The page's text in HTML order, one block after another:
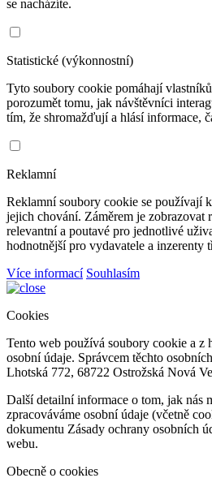
se nacházíte.
Statistické (výkonnostní)
Tyto soubory cookie pomáhají
porozumět tomu, jak návštěvníci
tím, že shromažďují a hlásí informace,
Reklamní
Reklamní soubory cookie se používají
jejich chování. Záměrem je zobrazovat
relevantní a poutavé pro jednotlivé
hodnotnější pro vydavatele a inzerenty
Více informací Souhlasím
Cookies
Tento web používá soubory cookie a z
osobní údaje. Správcem těchto
Lhotská 772, 68722 Ostrožská Nová
Další detailní informace o tom, jak nás
zpracováváme osobní údaje (včetně
dokumentu Zásady ochrany osobních
webu.
Obecně o cookies